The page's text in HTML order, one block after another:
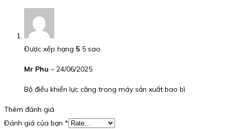
Được xếp hạng 5 5 sao
Mr Phu – 24/06/2025
Bộ điều khiển lực căng trong máy sản xuất bao bì
Thêm đánh giá
Đánh giá của bạn *